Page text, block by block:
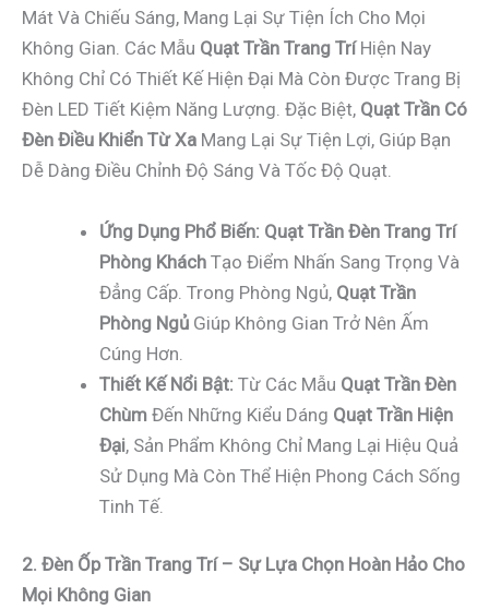
Mát Và Chiếu Sáng, Mang Lại Sự Tiện Ích Cho Mọi
Không Gian. Các Mẫu Quạt Trần Trang TríHiện Nay
Không Chỉ Có Thiết Kế Hiện Đại Mà Còn Được Trang Bị
Đèn LED Tiết Kiệm Năng Lượng. Đặc Biệt, Quạt Trần Có
Đèn Điều Khiển Từ Xa Mang Lại Sự Tiện Lợi, Giúp Bạn
Dễ Dàng Điều Chỉnh Độ Sáng Và Tốc Độ Quạt.
Ứng Dụng Phổ Biến: Quạt Trần Đèn Trang Trí
Phòng Khách Tạo Điểm Nhấn Sang Trọng Và
Đẳng Cấp. Trong Phòng Ngủ, Quạt Trần
Phòng Ngủ Giúp Không Gian Trở Nên Ấm
Cúng Hơn.
Thiết Kế Nổi Bật: Từ Các Mẫu Quạt Trần Đèn
Chùm Đến Những Kiểu Dáng Quạt Trần Hiện
Đại, Sản Phẩm Không Chỉ Mang Lại Hiệu Quả
Sử Dụng Mà Còn Thể Hiện Phong Cách Sống
Tinh Tế.
2. Đèn Ốp Trần Trang Trí – Sự Lựa Chọn Hoàn Hảo Cho
Mọi Không Gian